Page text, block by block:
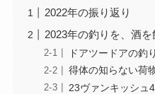
2022年の振り返り
2023年の釣りを、酒
ドアツードアの釣
得体の知らない荷
23ヴァンキッシュ